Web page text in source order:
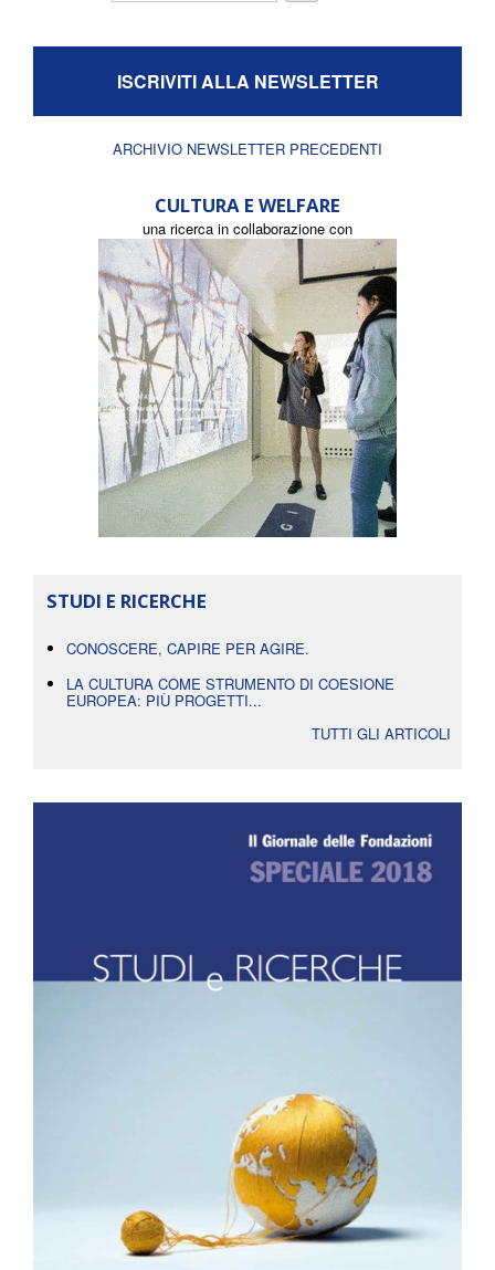
ISCRIVITI ALLA NEWSLETTER
ARCHIVIO NEWSLETTER PRECEDENTI
CULTURA E WELFARE
una ricerca in collaborazione con
STUDI E RICERCHE
CONOSCERE, CAPIRE PER AGIRE.
LA CULTURA COME STRUMENTO DI COESIONE
EUROPEA: PIÙ PROGETTI...
TUTTI GLI ARTICOLI